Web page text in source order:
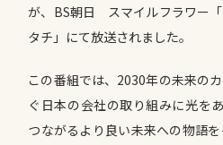
が、BS朝日 スマイルフラワー
タチ」にて放送されました。
この番組では、2030年の未来の
ぐ日本の会社の取り組みに光を
つながるより良い未来への物語